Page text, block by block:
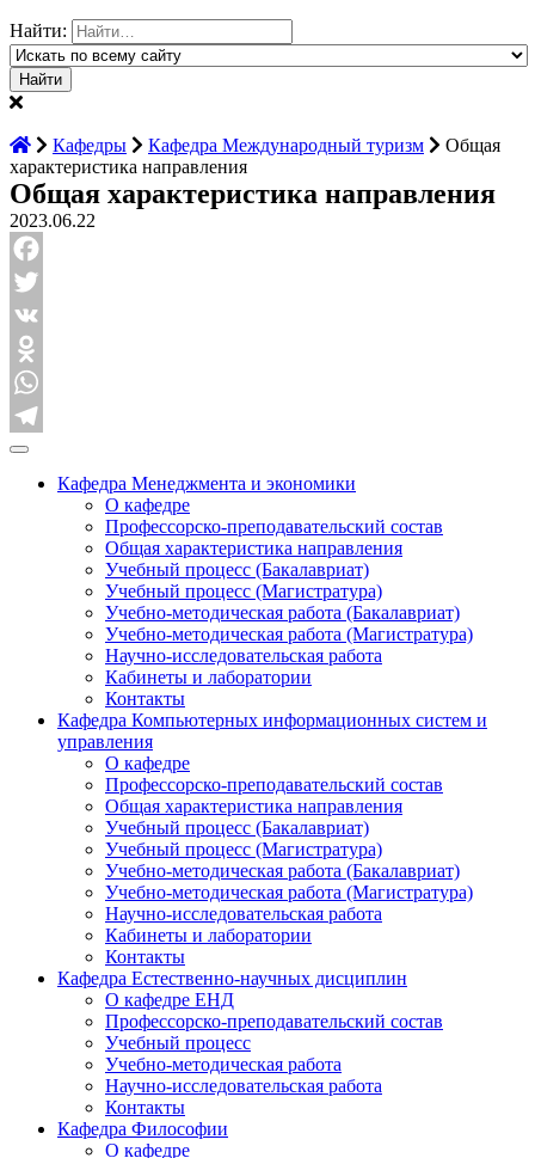
Найти:
Кафедры Кафедра Международный туризм
Общая
характеристика направления
Общая характеристика направления
2023.06.22
Facebook
Twitter
VK
Odnoklassniki
WhatsApp
Telegram
Кафедра Менеджмента и экономики
О кафедре
Профессорско-преподавательский состав
Общая характеристика направления
Учебный процесс (Бакалавриат)
Учебный процесс (Магистратура)
Учебно-методическая работа (Бакалавриат)
Учебно-методическая работа (Магистратура)
Научно-исследовательская работа
Кабинеты и лаборатории
Контакты
Кафедра Компьютерных информационных систем и
управления
О кафедре
Профессорско-преподавательский состав
Общая характеристика направления
Учебный процесс (Бакалавриат)
Учебный процесс (Магистратура)
Учебно-методическая работа (Бакалавриат)
Учебно-методическая работа (Магистратура)
Научно-исследовательская работа
Кабинеты и лаборатории
Контакты
Кафедра Естественно-научных дисциплин
О кафедре ЕНД
Профессорско-преподавательский состав
Учебный процесс
Учебно-методическая работа
Научно-исследовательская работа
Контакты
Кафедра Философии
О кафедре